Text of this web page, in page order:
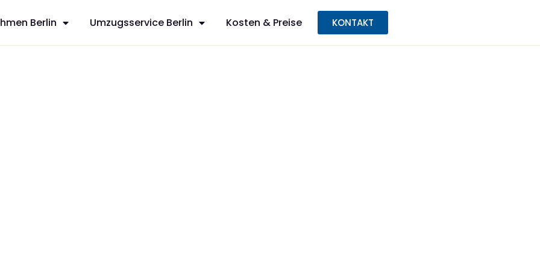
Berlin Umzugsservice Berlin Kosten & Preise KONTAKT